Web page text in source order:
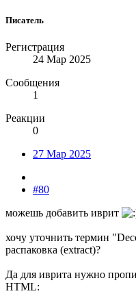
Писатель
Регистрация
24 Мар 2025
Сообщения
1
Реакции
0
27 Мар 2025
#80
можешь добавить иврит
хочу уточнить термин
распаковка (extract)?
Да для иврита нужно
HTML: